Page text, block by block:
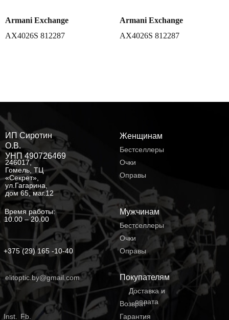
Armani Exchange
AX4026S 812287
Armani Exchange
AX4026S 812287
+375 (29) 165 -10-40
Бестселлеры
Женщинам
Очки
Оправы
Бестселлеры
Мужчинам
Очки
Оправы
Доставка и
оплата
Покупателям
Возврат
Гарантия
Inst. Fb.
ИП Сиротин
О.В.
УНП 490726469
246017,
Гомель, ТЦ
«Секрет»,
ул.Гагарина,
дом 65, маг.12
Время работы:
10.00 – 20.00
elitoptic.by@gmail.com